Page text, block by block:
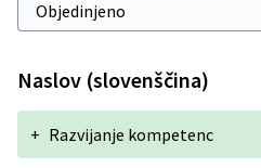
Naslov (slovenščina)
+ Razvijanje kompetenc